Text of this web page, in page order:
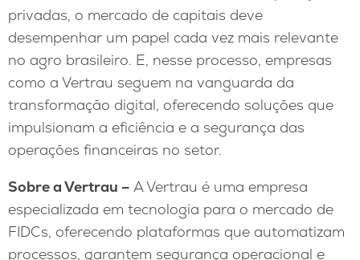
privadas, o mercado de capitais deve
desempenhar um papel cada vez mais relevante
no agro brasileiro. E, nesse processo, empresas
como a Vertrau seguem na vanguarda da
transformação digital, oferecendo soluções que
impulsionam a eficiência e a segurança das
operações financeiras no setor.
Sobre a Vertrau – A Vertrau é uma empresa
especializada em tecnologia para o mercado de
FIDCs, oferecendo plataformas que automatizam
processos, garantem segurança operacional e